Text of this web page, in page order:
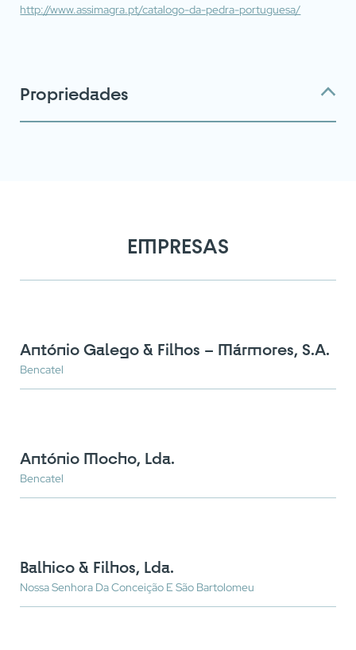
pedras do comparador!
Para ver e editar a sua seleção, aceda à página
http://www.assimagra.pt/catalogo-da-pedra-portuguesa/
Propriedades
EMPRESAS
António Galego & Filhos – Mármores, S.A.
Bencatel
António Mocho, Lda.
Bencatel
Balhico & Filhos, Lda.
Nossa Senhora Da Conceição E São Bartolomeu